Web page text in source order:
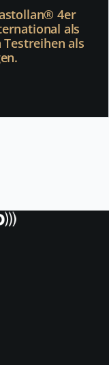
4er
als
als